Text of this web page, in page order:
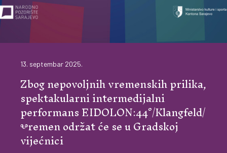
13. septembar 2025.
Zbog nepovoljnih vremenskih prilika,
spektakularni intermedijalni
performans EIDOLON:44°/Klangfeld/
Ⰲremen održat će se u Gradskoj
vijećnici